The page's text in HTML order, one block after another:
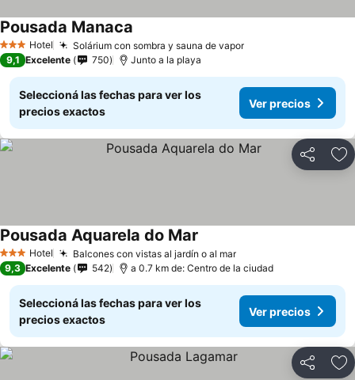
3 Estrellas
Hotel Solárium con sombra y sauna de vapor
Pousada Manaca
9,1 Excelente 750 Junto a la playa
Seleccioná las fechas para ver los
precios exactos
Ver precios
Compartir
3 Estrellas
Hotel Balcones con vistas al jardín o al mar
Pousada Aquarela do Mar
9,3 Excelente 542 a 0.7 km de: Centro de la ciudad
Seleccioná las fechas para ver los
precios exactos
Ver precios
Compartir